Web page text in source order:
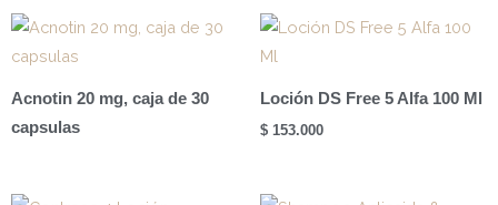
De
Ojos
20ml
cantidad
Acnotin 20 mg, caja de 30
capsulas
Loción DS Free 5 Alfa 100 Ml
$ 153.000